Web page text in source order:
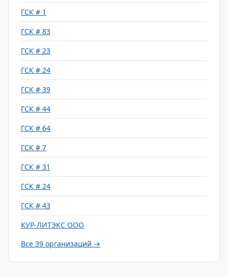
ГСК # 1
ГСК # 83
ГСК # 23
ГСК # 24
ГСК # 39
ГСК # 44
ГСК # 64
ГСК # 7
ГСК # 31
ГСК # 24
ГСК # 43
КУР-ЛИТЭКС ООО
Все 39 организаций →